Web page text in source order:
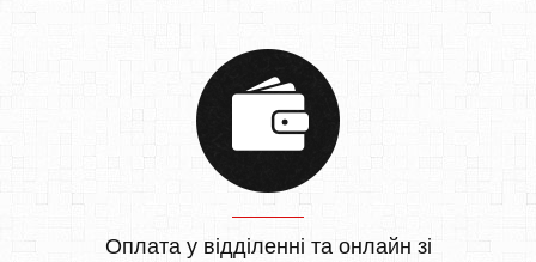
Оплата у відділенні та онлайн зі